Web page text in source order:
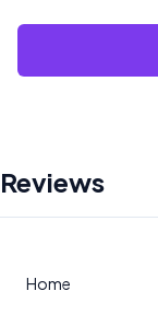
Reviews
Home